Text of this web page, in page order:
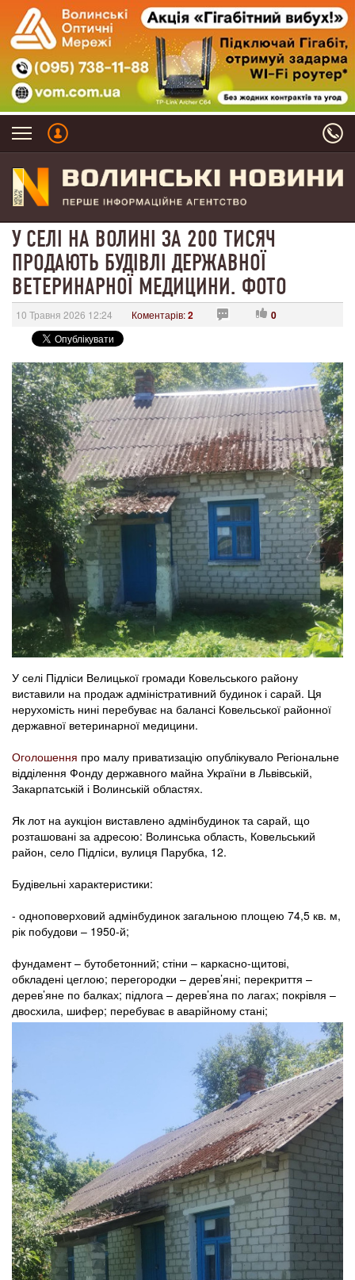
У СЕЛІ НА ВОЛИНІ ЗА 200 ТИСЯЧ
ПРОДАЮТЬ БУДІВЛІ ДЕРЖАВНОЇ
ВЕТЕРИНАРНОЇ МЕДИЦИНИ. ФОТО
10 Травня 2026 12:24 Коментарів:2 0
У селі Підліси Велицької громади Ковельського району
виставили на продаж адміністративний будинок і сарай. Ця
нерухомість нині перебуває на балансі Ковельської районної
державної ветеринарної медицини.
Оголошення про малу приватизацію опублікувало Регіональне
відділення Фонду державного майна України в Львівській,
Закарпатській і Волинській областях.
Як лот на аукціон виставлено адмінбудинок та сарай, що
розташовані за адресою: Волинська область, Ковельський
район, село Підліси, вулиця Парубка, 12.
Будівельні характеристики:
- одноповерховий адмінбудинок загальною площею 74,5 кв. м,
рік побудови – 1950-й;
фундамент – бутобетонний; стіни – каркасно-щитові,
обкладені цеглою; перегородки – дерев’яні; перекриття –
дерев’яне по балках; підлога – дерев’яна по лагах; покрівля –
двосхила, шифер; перебуває в аварійному стані;